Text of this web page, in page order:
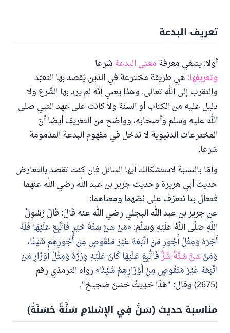
تعريف البدعة
أولا: ينبغي معرفة معنى البدعةشرعا
وتعريفها: هي طريقة مخترعة في الدّين يُقصد بها التعبّد
والتقرب إلى الله تعالى. وهذا يعني أنّه لم يرد بها الشّرع ولا
دليل عليه من الكتاب أو السنة ولا كانت على عهد النبي صلى
الله عليه وسلم وأصحابه، وواضح من التعريف أيضا أنّ
المخترعات الدنيوية لا تدخل في مفهوم البدعة المذمومة
شرعا.
وأمّا بالنسبة لاستشكالك أيها السائل فإن كنت تقصد بالتعارض
حديث أبي هريرة وحديث جرير بن عبد الله رضي الله عنهما
فتعال بنا نتعرّف على نصّهما ومعناهما:
عن جرير بن عبد الله البجلي رضي الله عنه قَالَ: قَالَ رَسُولُ
اللَّهِ صَلَّى اللَّهُ عَلَيْهِ وَسَلَّمَ: مَنْ سَنَّ سُنَّةَ خَيْرٍ فَاتُّبِعَ عَلَيْهَا فَلَهُ
أَجْرُهُ وَمِثْلُ أُجُورِ مَنْ اتَّبَعَهُ غَيْرَ مَنْقُوصٍ مِنْ أُجُورِهِمْ شَيْئًا،
وَمَنْسَنَّ سُنَّةَ شَرٍّفَاتُّبِعَ عَلَيْهَا كَانَ عَلَيْهِ وِزْرُهُ وَمِثْلُ أَوْزَارِ مَنْ
اتَّبَعَهُ غَيْرَ مَنْقُوصٍ مِنْ أَوْزَارِهِمْ شَيْئًا رواه الترمذي رقم
(2675) وقال: "هَذَا حَدِيثٌ حَسَنٌ صَحِيحٌ".
مناسبة حديث (سَنَّ فِي الإِسْلامِ سُنَّةً حَسَنَةً)